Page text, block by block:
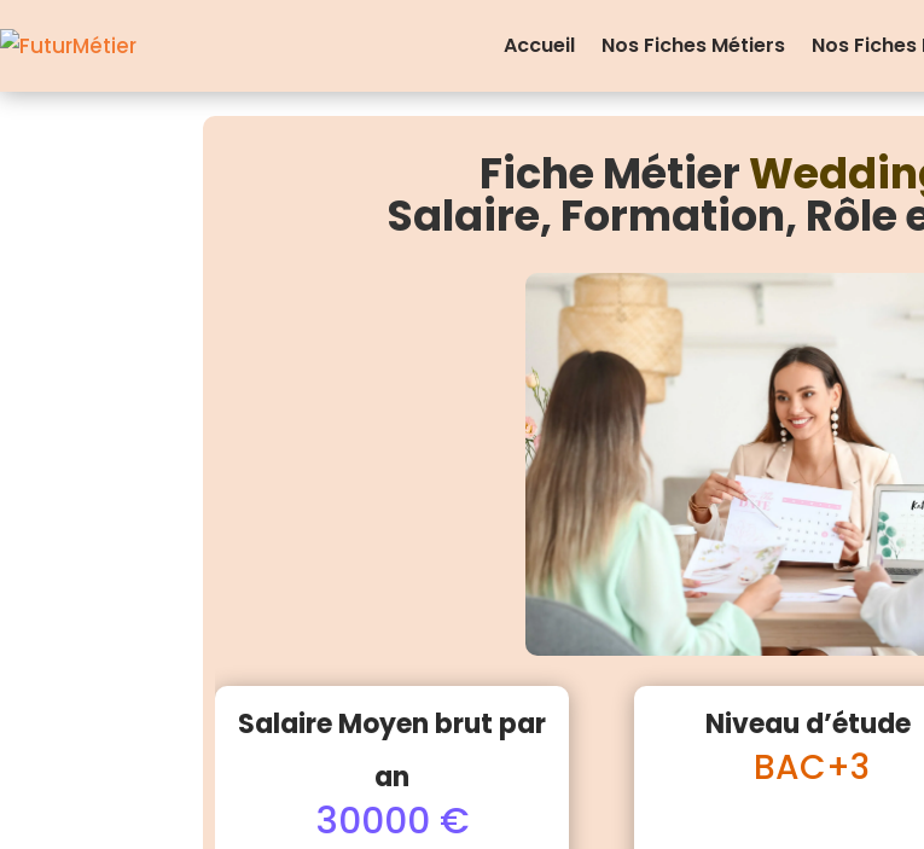
Accueil Nos Fiches Métiers Nos
Fiche Métier
Salaire, Formation, Rôle
Salaire Moyen brut par
an
30000 €
Niveau d’étude
BAC+3